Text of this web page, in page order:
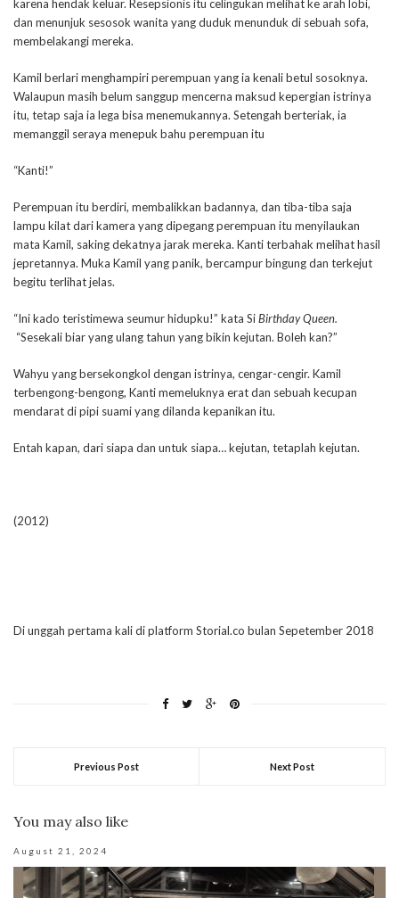
karena hendak keluar. Resepsionis itu celingukan melihat ke arah lobi,
dan menunjuk sesosok wanita yang duduk menunduk di sebuah sofa,
membelakangi mereka.
Kamil berlari menghampiri perempuan yang ia kenali betul sosoknya.
Walaupun masih belum sanggup mencerna maksud kepergian istrinya
itu, tetap saja ia lega bisa menemukannya. Setengah berteriak, ia
memanggil seraya menepuk bahu perempuan itu
“Kanti!”
Perempuan itu berdiri, membalikkan badannya, dan tiba-tiba saja
lampu kilat dari kamera yang dipegang perempuan itu menyilaukan
mata Kamil, saking dekatnya jarak mereka. Kanti terbahak melihat hasil
jepretannya. Muka Kamil yang panik, bercampur bingung dan terkejut
begitu terlihat jelas.
“Ini kado teristimewa seumur hidupku!” kata SiBirthday Queen.
“Sesekali biar yang ulang tahun yang bikin kejutan. Boleh kan?”
Wahyu yang bersekongkol dengan istrinya, cengar-cengir. Kamil
terbengong-bengong, Kanti memeluknya erat dan sebuah kecupan
mendarat di pipi suami yang dilanda kepanikan itu.
Entah kapan, dari siapa dan untuk siapa… kejutan, tetaplah kejutan.
(2012)
Di unggah pertama kali di platform Storial.co bulan Sepetember 2018
Previous Post Next Post
You may also like
August 21, 2024